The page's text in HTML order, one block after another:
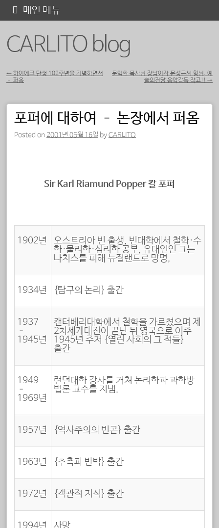
CARLITO blog
메인 메뉴
텐
포스트 내비게이션
← 하이에크 탄생 102주년을 기념하면서
– 퍼옴
문익환 목사님 장남이자 문성근씨 형님, 예
술의전당 음악감독 작고!! →
포퍼에 대하여 – 논장에서 퍼옴
Posted on 2001년 05월 16일 byCARLITO
Sir Karl Riamund Popper 칼 포퍼
1902년
오스트리아 빈 출생, 빈대학에서 철학·수
학·물리학·심리학 공부, 유대인인 그는
나치스를 피해 뉴질랜드로 망명,
1934년 {탐구의 논리} 출간
1937
–
1945년
캔터베리대학에서 철학을 가르쳤으며 제
2차세계대전이 끝난 뒤 영국으로 이주
1945년 주저 {열린 사회의 그 적들}
출간
1949
–
1969년
런던대학 강사를 거쳐 논리학과 과학방
법론 교수를 지냄.
1957년 {역사주의의 빈곤} 출간
1963년 {추측과 반박} 출간
1972년 {객관적 지식} 출간